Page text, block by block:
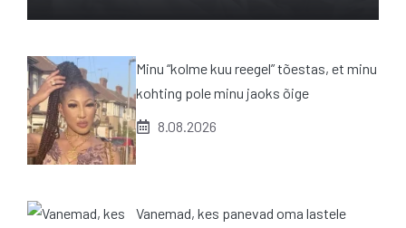
Minu “kolme kuu reegel” tõestas, et minu
kohting pole minu jaoks õige
8.08.2026
Vanemad, kes panevad oma lastele